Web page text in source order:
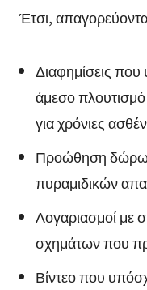
Έτσι,
Διαφημίσεις που
άμεσο
για χρόνιες
Προώθηση
πυραμιδικών
Λογαριασμοί με
σχημάτων που
Βίντεο που